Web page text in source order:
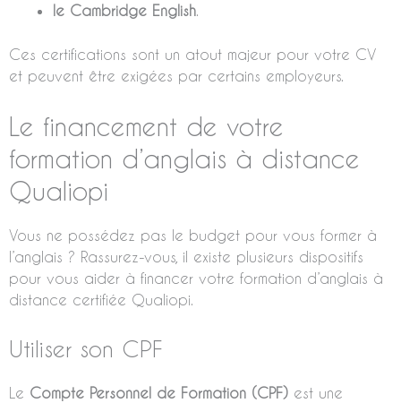
le Cambridge English.
Ces certifications sont un atout majeur pour votre CV
et peuvent être exigées par certains employeurs.
Le financement de votre
formation d’anglais à distance
Qualiopi
Vous ne possédez pas le budget pour vous former à
l’anglais ? Rassurez-vous, il existe plusieurs dispositifs
pour vous aider à financer votre formation d’anglais à
distance certifiée Qualiopi.
Utiliser son CPF
Le Compte Personnel de Formation (CPF) est une